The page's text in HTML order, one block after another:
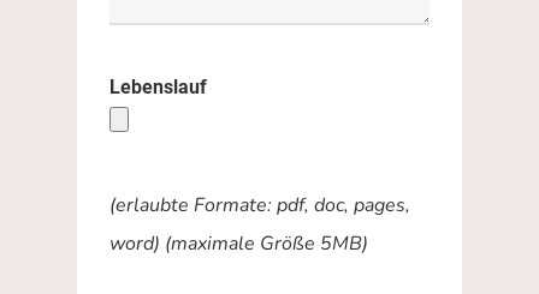
Lebenslauf
(erlaubte Formate: pdf, doc, pages,
word) (maximale Größe 5MB)